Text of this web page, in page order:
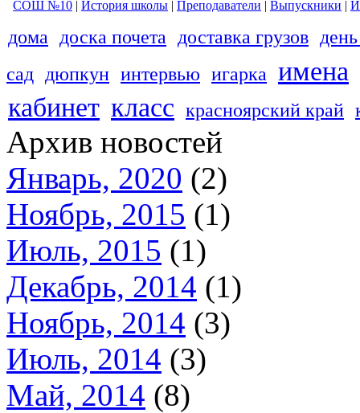
СОШ №10 | История школы | Преподаватели | Выпускники |
дома доска почета доставка грузов
сад дюпкун интервью игарка имена
кабинет класс красноярский край
Архив новостей
Январь, 2020 (2)
Ноябрь, 2015 (1)
Июль, 2015 (1)
Декабрь, 2014 (1)
Ноябрь, 2014 (3)
Июль, 2014 (3)
Май, 2014 (8)